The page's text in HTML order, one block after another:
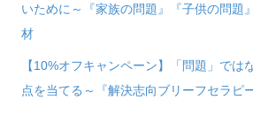
いために～『家族の問題』『子供の問題
材
【10%オフキャンペーン】「問題」では
点を当てる～『解決志向ブリーフセラピ